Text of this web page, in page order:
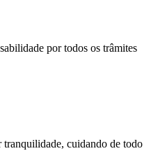
por todos os trâmites
cuidando de todo